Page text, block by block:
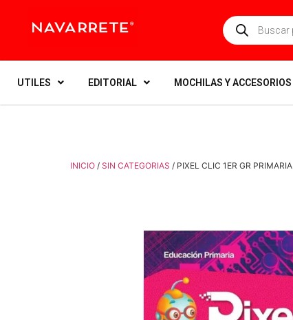
UTILES EDITORIAL MOCHILAS Y ACCESORIOS
INICIO / SIN CATEGORIAS / PIXEL CLIC 1ER GR PRIMARIA